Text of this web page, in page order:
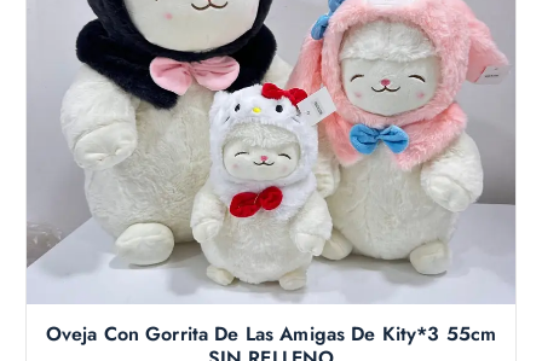
Oveja Con Gorrita De Las Amigas De Kity*3 55cm